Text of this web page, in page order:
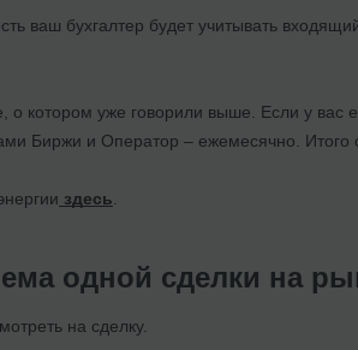
ваш бухгалтер будет учитывать
о котором уже говорили выше. Если у вас
Биржи и Оператор – ежемесячно. Итого
здесь
одной сделки на
на сделку.